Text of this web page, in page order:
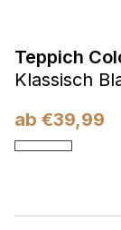
Teppich
Klassisch
ab €39,99
Marketing
Marketing-
Websites
anzuzeigen, die
ansprechend
Nicht